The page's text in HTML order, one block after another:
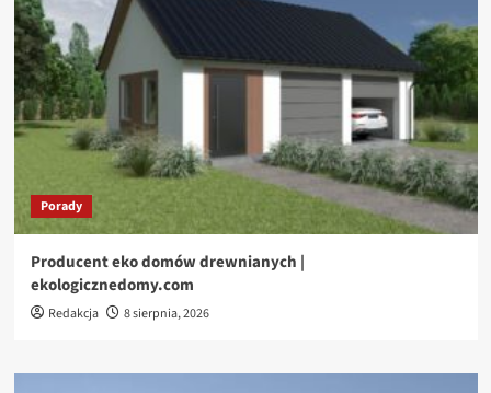
Porady
Producent eko domów drewnianych |
ekologicznedomy.com
Redakcja 8 sierpnia, 2026